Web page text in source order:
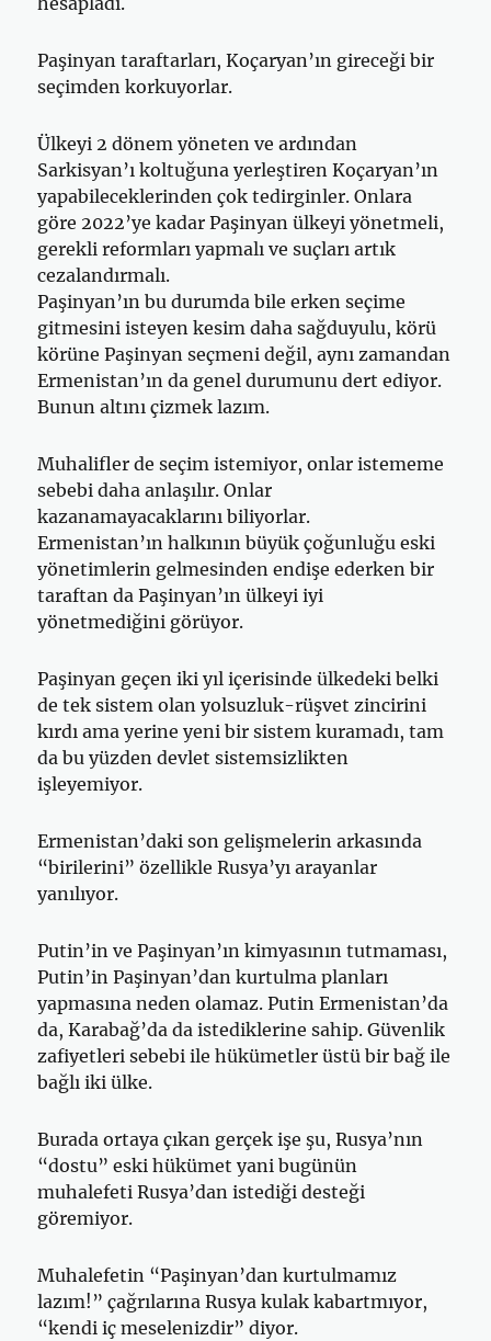
Paşinyan taraftarları, Koçaryan’ın gireceği bir
seçimden korkuyorlar.
Ülkeyi 2 dönem yöneten ve ardından
Sarkisyan’ı koltuğuna yerleştiren Koçaryan’ın
yapabileceklerinden çok tedirginler. Onlara
göre 2022’ye kadar Paşinyan ülkeyi yönetmeli,
gerekli reformları yapmalı ve suçları artık
cezalandırmalı.
Paşinyan’ın bu durumda bile erken seçime
gitmesini isteyen kesim daha sağduyulu, körü
körüne Paşinyan seçmeni değil, aynı zamandan
Ermenistan’ın da genel durumunu dert ediyor.
Bunun altını çizmek lazım.
Muhalifler de seçim istemiyor, onlar istememe
sebebi daha anlaşılır. Onlar
kazanamayacaklarını biliyorlar.
Ermenistan’ın halkının büyük çoğunluğu eski
yönetimlerin gelmesinden endişe ederken bir
taraftan da Paşinyan’ın ülkeyi iyi
yönetmediğini görüyor.
Paşinyan geçen iki yıl içerisinde ülkedeki belki
de tek sistem olan yolsuzluk-rüşvet zincirini
kırdı ama yerine yeni bir sistem kuramadı, tam
da bu yüzden devlet sistemsizlikten
işleyemiyor.
Ermenistan’daki son gelişmelerin arkasında
“birilerini” özellikle Rusya’yı arayanlar
yanılıyor.
Putin’in ve Paşinyan’ın kimyasının tutmaması,
Putin’in Paşinyan’dan kurtulma planları
yapmasına neden olamaz. Putin Ermenistan’da
da, Karabağ’da da istediklerine sahip. Güvenlik
zafiyetleri sebebi ile hükümetler üstü bir bağ ile
bağlı iki ülke.
Burada ortaya çıkan gerçek işe şu, Rusya’nın
“dostu” eski hükümet yani bugünün
muhalefeti Rusya’dan istediği desteği
göremiyor.
Muhalefetin “Paşinyan’dan kurtulmamız
lazım!” çağrılarına Rusya kulak kabartmıyor,
“kendi iç meselenizdir” diyor.